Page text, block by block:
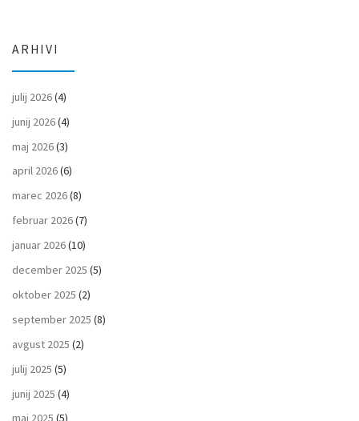
ARHIVI
julij 2026(4)
junij 2026(4)
maj 2026(3)
april 2026(6)
marec 2026(8)
februar 2026(7)
januar 2026(10)
december 2025 (5)
oktober 2025 (2)
september 2025 (8)
avgust 2025 (2)
julij 2025 (5)
junij 2025 (4)